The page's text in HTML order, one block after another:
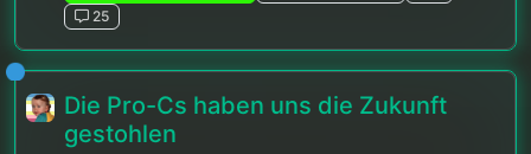
25
Die Pro-Cs haben uns die Zukunft
gestohlen